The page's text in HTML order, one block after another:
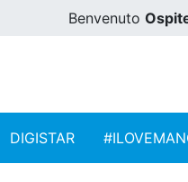
Benvenuto
DIGISTAR